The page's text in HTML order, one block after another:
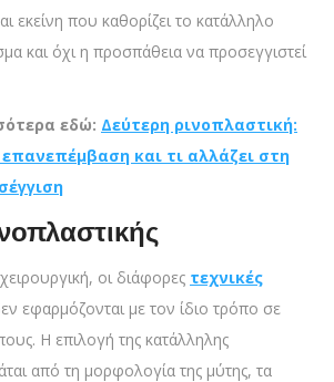
εκείνη που καθορίζει το κατάλληλο
και όχι η προσπάθεια να προσεγγιστεί
εδώ: Δεύτερη ρινοπλαστική:
και τι αλλάζει στη
οι διάφορες τεχνικές
εφαρμόζονται με τον ίδιο τρόπο σε
Η επιλογή της κατάλληλης
από τη μορφολογία της μύτης, τα